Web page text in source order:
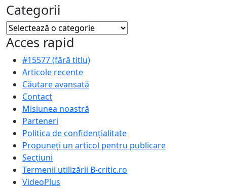
Categorii
Categorii
Acces rapid
#15577 (fără titlu)
Articole recente
Căutare avansată
Contact
Misiunea noastră
Parteneri
Politica de confidențialitate
Propuneți un articol pentru publicare
Secțiuni
Termenii utilizării B-critic.ro
VideoPlus